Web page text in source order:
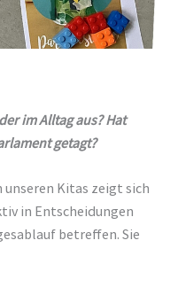
im Alltag aus? Hat
getagt?
Kitas zeigt sich
in Entscheidungen
betreffen. Sie